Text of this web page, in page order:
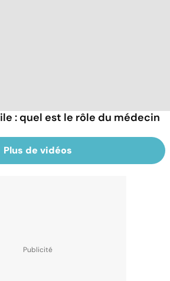
: quel est le rôle du médecin
Plus de vidéos